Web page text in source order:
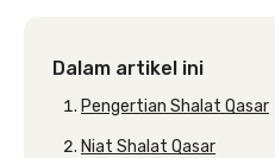
Dalam artikel ini
Pengertian Shalat Qasar
Niat Shalat Qasar